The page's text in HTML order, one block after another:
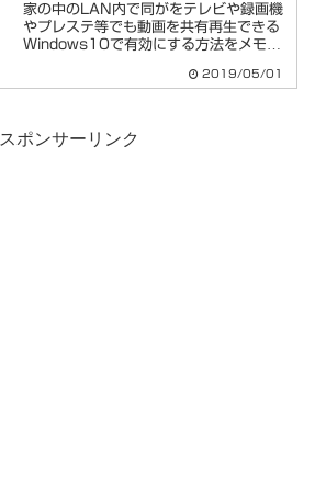
家の中のLAN内で同がをテレビや録画機
やプレステ等でも動画を共有再生できる
Windows10で有効にする方法をメモし
る設定手順以下①②の設定をそれぞれ行
2019/05/01
スポンサーリンク